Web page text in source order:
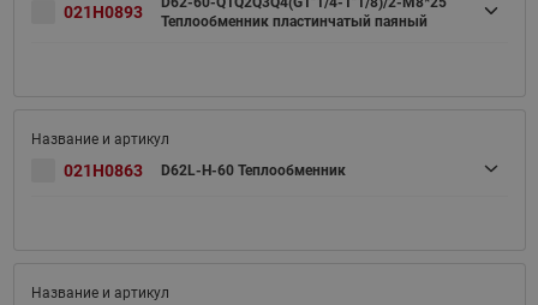
021H0893
Теплообменник пластинчатый паяный
021H0863 D62L-H-60 Теплообменник